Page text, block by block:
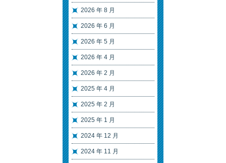
2026 年 8 月
2026 年 6 月
2026 年 5 月
2026 年 4 月
2026 年 2 月
2025 年 4 月
2025 年 2 月
2025 年 1 月
2024 年 12 月
2024 年 11 月